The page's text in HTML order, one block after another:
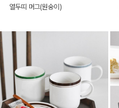
열두띠 머그(원숭이)